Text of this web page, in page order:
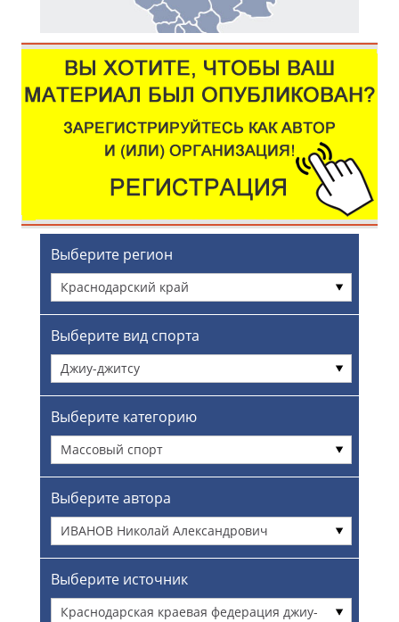
Выберите регион
Краснодарский край
Выберите вид спорта
Джиу-джитсу
Выберите категорию
Массовый спорт
Выберите автора
ИВАНОВ Николай Александрович
Выберите источник
Краснодарская краевая федерация джиу-